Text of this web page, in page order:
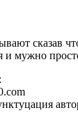
сказав
и мужно